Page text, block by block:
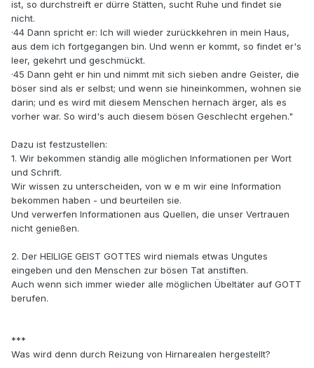
ist, so durchstreift er dürre Stätten, sucht Ruhe und findet sie
nicht.
·44 Dann spricht er: Ich will wieder zurückkehren in mein Haus,
aus dem ich fortgegangen bin. Und wenn er kommt, so findet er's
leer, gekehrt und geschmückt.
·45 Dann geht er hin und nimmt mit sich sieben andre Geister, die
böser sind als er selbst; und wenn sie hineinkommen, wohnen sie
darin; und es wird mit diesem Menschen hernach ärger, als es
vorher war. So wird's auch diesem bösen Geschlecht ergehen."
Dazu ist festzustellen:
1. Wir bekommen ständig alle möglichen Informationen per Wort
und Schrift.
Wir wissen zu unterscheiden, von w e m wir eine Information
bekommen haben - und beurteilen sie.
Und verwerfen Informationen aus Quellen, die unser Vertrauen
nicht genießen.
2. Der HEILIGE GEIST GOTTES wird niemals etwas Ungutes
eingeben und den Menschen zur bösen Tat anstiften.
Auch wenn sich immer wieder alle möglichen Übeltäter auf GOTT
berufen.
***
Was wird denn durch Reizung von Hirnarealen hergestellt?